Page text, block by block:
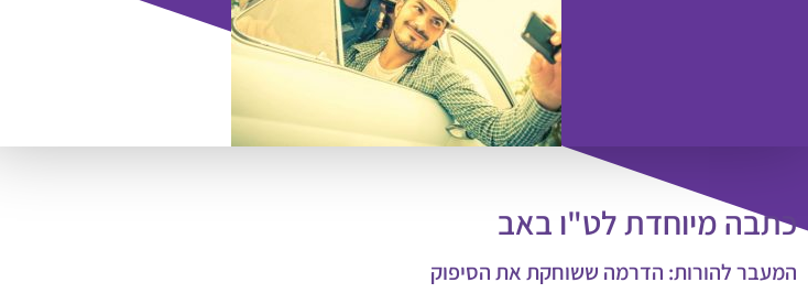
כתבה מיוחדת לט"ו באב
המעבר להורות: הדרמה ששוחקת את הסיפוק